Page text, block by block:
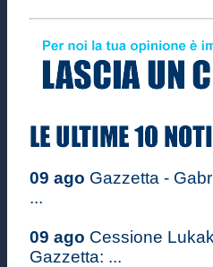
09 ago Gazzetta -
...
09 ago Cessione
Gazzetta: ...